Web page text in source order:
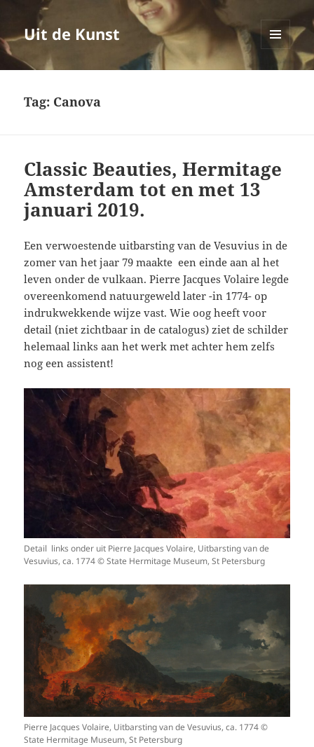
Uit de Kunst
MENU
EN
Tag: Canova
Classic Beauties, Hermitage
Amsterdam tot en met 13
januari 2019.
Een verwoestende uitbarsting van de Vesuvius in de
zomer van het jaar 79 maakte een einde aan al het
leven onder de vulkaan. Pierre Jacques Volaire legde
overeenkomend natuurgeweld later -in 1774- op
indrukwekkende wijze vast. Wie oog heeft voor
detail (niet zichtbaar in de catalogus) ziet de schilder
helemaal links aan het werk met achter hem zelfs
nog een assistent!
Detail links onder uit Pierre Jacques Volaire, Uitbarsting van de
Vesuvius, ca. 1774 © State Hermitage Museum, St Petersburg
Pierre Jacques Volaire, Uitbarsting van de Vesuvius, ca. 1774 ©
State Hermitage Museum, St Petersburg